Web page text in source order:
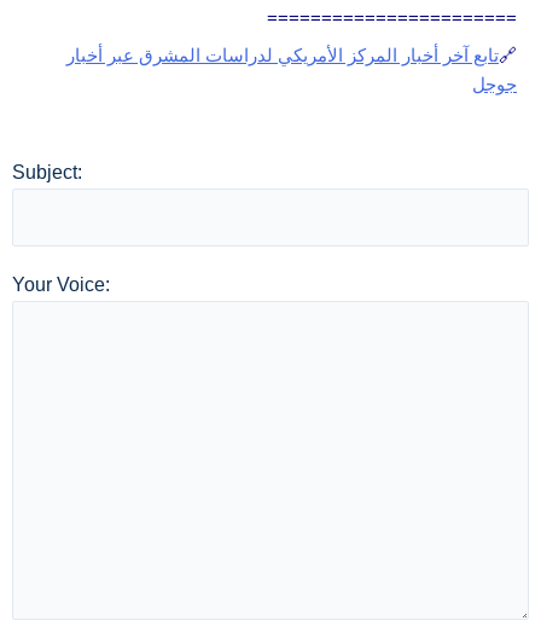
=======================
🔗تابع آخر أخبار المركز الأمريكي لدراسات المشرق عبر أخبار
جوجل
Subject:
Your Voice: